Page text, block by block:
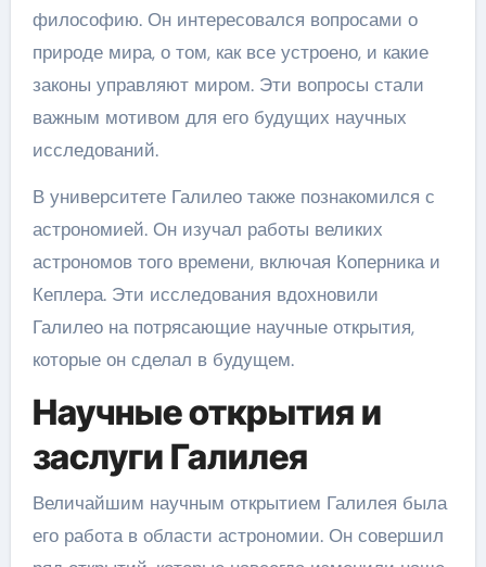
философию. Он интересовался вопросами о
природе мира, о том, как все устроено, и какие
законы управляют миром. Эти вопросы стали
важным мотивом для его будущих научных
исследований.
В университете Галилео также познакомился с
астрономией. Он изучал работы великих
астрономов того времени, включая Коперника и
Кеплера. Эти исследования вдохновили
Галилео на потрясающие научные открытия,
которые он сделал в будущем.
Научные открытия и
заслуги Галилея
Величайшим научным открытием Галилея была
его работа в области астрономии. Он совершил